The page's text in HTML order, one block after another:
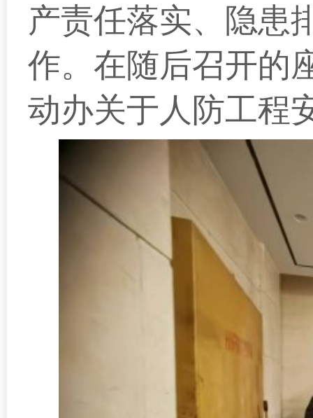
产责任落实、隐患
作。在随后召开的
动办关于人防工程